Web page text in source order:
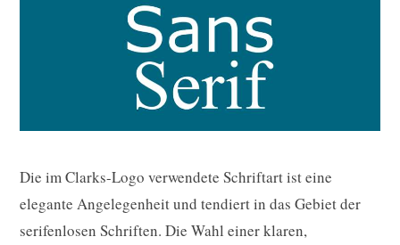
Die im Clarks-Logo verwendete Schriftart ist eine
elegante Angelegenheit und tendiert in das Gebiet der
serifenlosen Schriften. Die Wahl einer klaren,